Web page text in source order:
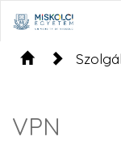
VPN